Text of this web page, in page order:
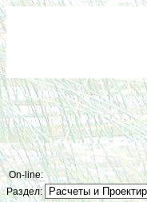
On-line:
Раздел: